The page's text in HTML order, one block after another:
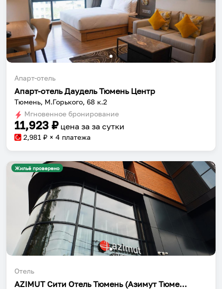
Апарт-отель
Апарт-отель Даудель Тюмень Центр
Тюмень, М.Горького, 68 к.2
Мгновенное бронирование
11,923 ₽ цена за за сутки
2,981 ₽ × 4 платежа
Жильё проверено
Отель
AZIMUT Сити Отель Тюмень (Азимут Тюмень)